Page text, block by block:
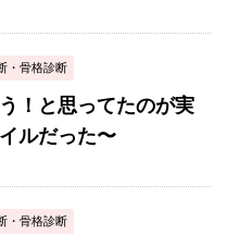
・骨格診断
！と思ってたのが実
ルだった〜
・骨格診断